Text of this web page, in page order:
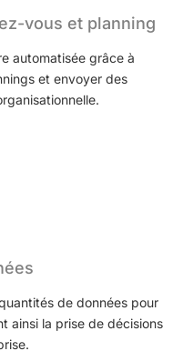
vous et planning
automatisée grâce à
et envoyer des
de données pour
ainsi la prise de décisions